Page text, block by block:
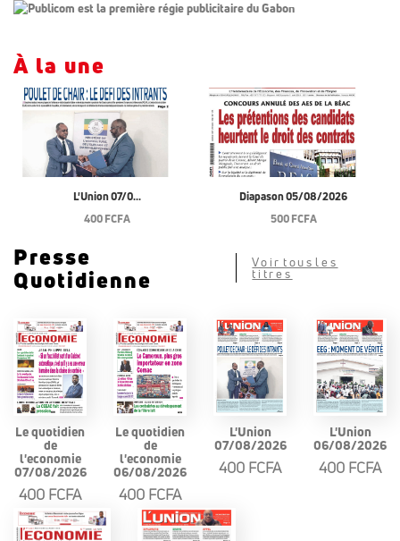
À la une
L'Union 07/0...
400 FCFA
Diapason 05/08/2026
500 FCFA
Presse
Quotidienne
Voir tous les
titres
Le quotidien
de
l'economie
07/08/2026
400 FCFA
Le quotidien
de
l'economie
06/08/2026
400 FCFA
L'Union
07/08/2026
400 FCFA
L'Union
06/08/2026
400 FCFA